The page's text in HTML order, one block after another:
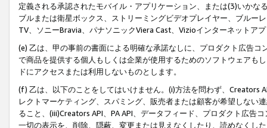
定義される承認されたモバイル・アプリケーション、または(3)いか
ブルまたは衛星ボックス、ストリーミングビデオプレイヤー、ブルー
TV、ソニーBravia、パナソニックViera Cast、Vizioインターネットア
(e) 乙は、甲の事前の書面による明確な承諾なしに、プロダクト広告
で商品を提供する個人もしくは企業が使用するためのソフトウェアも
ドにアクセスまたは利用しないものとします。
(f) 乙は、以下のことをしてはいけません。(i)方法を問わず、Creators
レクトマーケティング、スパミング、販売者または顧客が希望しない
ること、(iii)Creators API、PA API、データフィード、プロダクト広告
一切の表示を、削除、隠蔽、変更または見えなくしたり、読めなくし